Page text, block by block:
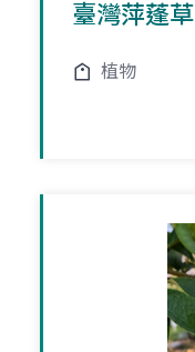
臺灣萍蓬草
植物